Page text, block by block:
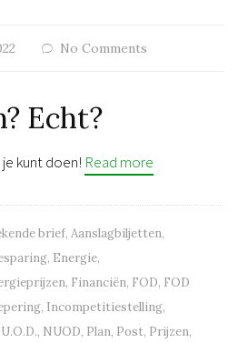
No Comments
Echt?
kunt doen! Read more
brief, Aanslagbiljetten,
, Energie,
, Financiën, FOD, FOD
, Incompetitiestelling,
, NUOD, Plan, Post, Prijzen,